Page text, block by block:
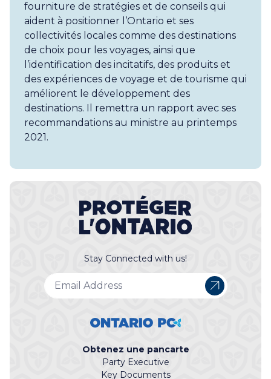
fourniture de stratégies et de conseils qui
aident à positionner l’Ontario et ses
collectivités locales comme des destinations
de choix pour les voyages, ainsi que
l’identification des incitatifs, des produits et
des expériences de voyage et de tourisme qui
améliorent le développement des
destinations. Il remettra un rapport avec ses
recommandations au ministre au printemps
2021.
Stay Connected with us!
Obtenez une pancarte
Party Executive
Key Documents